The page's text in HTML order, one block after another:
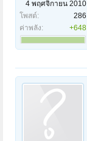
4 พฤศจิกายน 2010
โพสต์:
286
ค่าพลัง:
+648